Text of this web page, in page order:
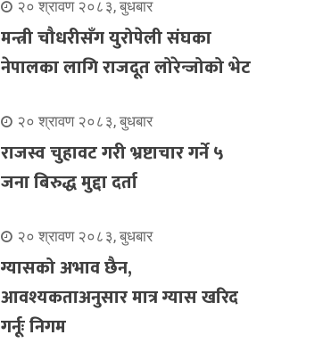
२० श्रावण २०८३, बुधबार
मन्त्री चौधरीसँग युरोपेली संघका
नेपालका लागि राजदूत लोरेन्जोको भेट
२० श्रावण २०८३, बुधबार
राजस्व चुहावट गरी भ्रष्टाचार गर्ने ५
जना बिरुद्ध मुद्दा दर्ता
२० श्रावण २०८३, बुधबार
ग्यासको अभाव छैन,
आवश्यकताअनुसार मात्र ग्यास खरिद
गर्नूः निगम